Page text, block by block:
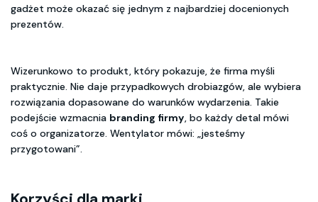
gadżet może okazać się jednym z najbardziej docenionych
prezentów.
Wizerunkowo to produkt, który pokazuje, że firma myśli
praktycznie. Nie daje przypadkowych drobiazgów, ale wybiera
rozwiązania dopasowane do warunków wydarzenia. Takie
podejście wzmacnia branding firmy, bo każdy detal mówi
coś o organizatorze. Wentylator mówi: „jesteśmy
przygotowani”.